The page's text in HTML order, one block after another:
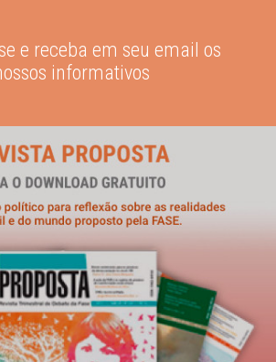
e receba em seu email os
informativos